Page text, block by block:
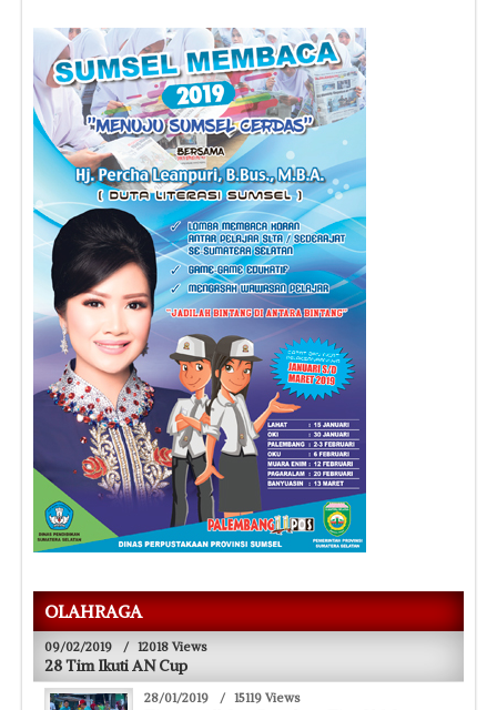
OLAHRAGA
09/02/2019 / 12018 Views
28 Tim Ikuti AN Cup
28/01/2019 / 15119 Views